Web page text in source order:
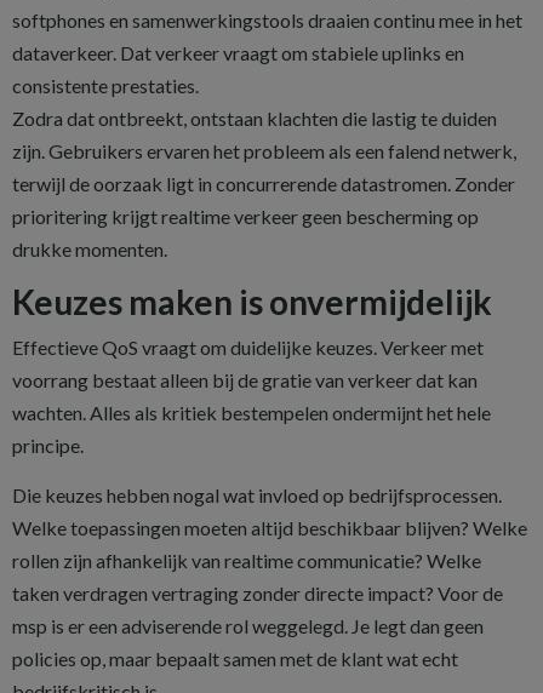
softphones en samenwerkingstools draaien continu mee in het
dataverkeer. Dat verkeer vraagt om stabiele uplinks en
consistente prestaties.
Zodra dat ontbreekt, ontstaan klachten die lastig te duiden
zijn. Gebruikers ervaren het probleem als een falend netwerk,
terwijl de oorzaak ligt in concurrerende datastromen. Zonder
prioritering krijgt realtime verkeer geen bescherming op
drukke momenten.
Keuzes maken is onvermijdelijk
Effectieve QoS vraagt om duidelijke keuzes. Verkeer met
voorrang bestaat alleen bij de gratie van verkeer dat kan
wachten. Alles als kritiek bestempelen ondermijnt het hele
principe.
Die keuzes hebben nogal wat invloed op bedrijfsprocessen.
Welke toepassingen moeten altijd beschikbaar blijven? Welke
rollen zijn afhankelijk van realtime communicatie? Welke
taken verdragen vertraging zonder directe impact? Voor de
msp is er een adviserende rol weggelegd. Je legt dan geen
policies op, maar bepaalt samen met de klant wat echt